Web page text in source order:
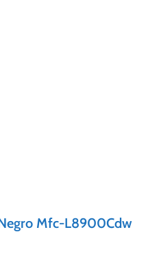
Mfc-L8900Cdw